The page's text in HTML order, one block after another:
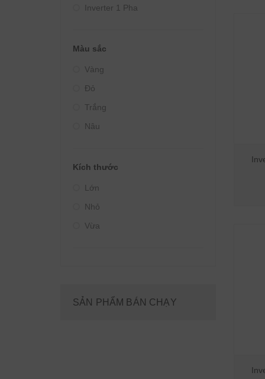
Inverter 1 Pha
Màu sắc
Vàng
Đỏ
Trắng
Nâu
Kích thước
Lớn
Nhỏ
Vừa
SẢN PHẨM BÁN CHẠY